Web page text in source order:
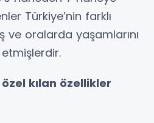
Türkiye’nin farklı
ve oralarda yaşamlarını
kılan özellikler